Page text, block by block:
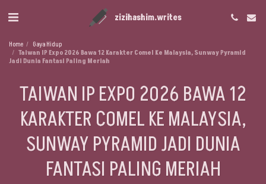
zizihashim.writes
Home
Gaya Hidup
Taiwan IP Expo 2026 Bawa 12 Karakter Comel Ke Malaysia, Sunway Pyramid
Jadi Dunia Fantasi Paling Meriah
TAIWAN IP EXPO 2026 BAWA 12
KARAKTER COMEL KE MALAYSIA,
SUNWAY PYRAMID JADI DUNIA
FANTASI PALING MERIAH